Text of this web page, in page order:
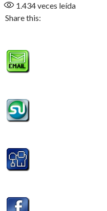
1.434veces leída
Share this: